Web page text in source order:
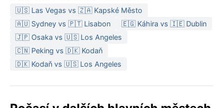
🇺🇸 Las Vegas vs 🇿🇦 Kapské Město
🇦🇺 Sydney vs 🇵🇹 Lisabon
🇪🇬 Káhira vs 🇮🇪 Dublin
🇯🇵 Osaka vs 🇺🇸 Los Angeles
🇨🇳 Peking vs 🇩🇰 Kodaň
🇩🇰 Kodaň vs 🇺🇸 Los Angeles